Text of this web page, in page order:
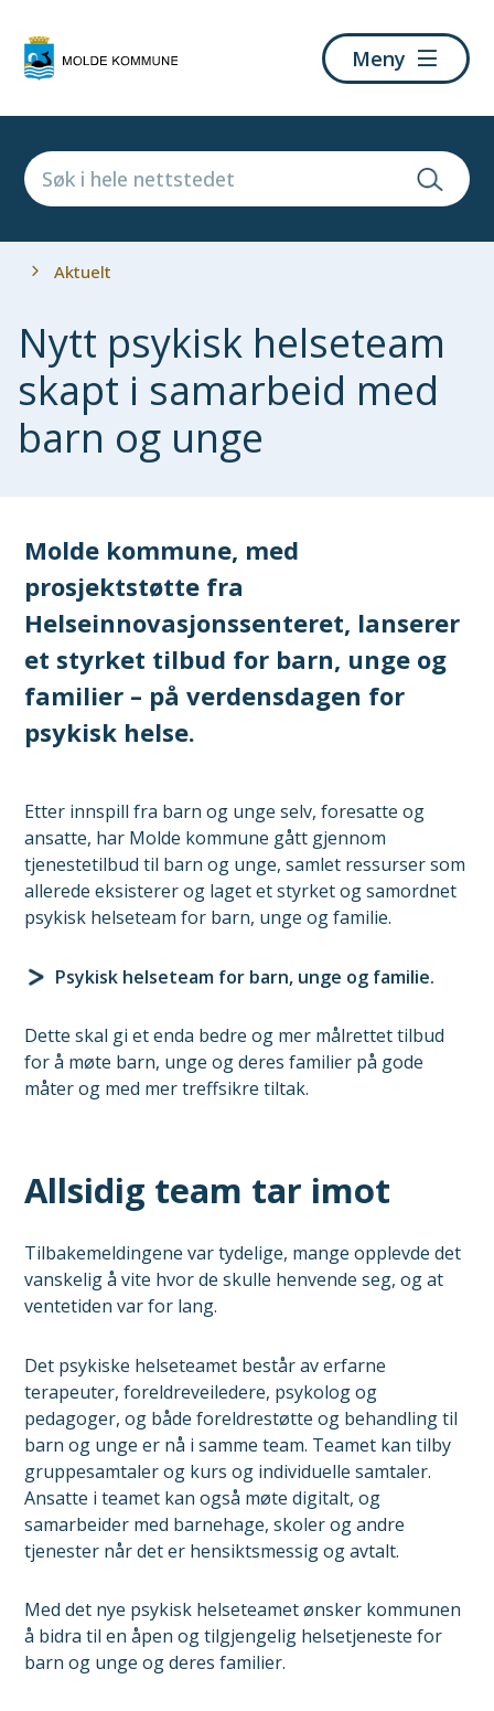
kommune
Meny
Du
Aktuelt
Nytt psykisk helseteam
skapt i samarbeid med
barn og unge
Molde kommune, med
prosjektstøtte fra
Helseinnovasjonssenteret, lanserer
et styrket tilbud for barn, unge og
familier – på verdensdagen for
psykisk helse.
Etter innspill fra barn og unge selv, foresatte og
ansatte, har Molde kommune gått gjennom
tjenestetilbud til barn og unge, samlet ressurser som
allerede eksisterer og laget et styrket og samordnet
psykisk helseteam for barn, unge og familie.
Psykisk helseteam for barn, unge og familie.
Dette skal gi et enda bedre og mer målrettet tilbud
for å møte barn, unge og deres familier på gode
måter og med mer treffsikre tiltak.
Allsidig team tar imot
Tilbakemeldingene var tydelige, mange opplevde det
vanskelig å vite hvor de skulle henvende seg, og at
ventetiden var for lang.
Det psykiske helseteamet består av erfarne
terapeuter, foreldreveiledere, psykolog og
pedagoger, og både foreldrestøtte og behandling til
barn og unge er nå i samme team. Teamet kan tilby
gruppesamtaler og kurs og individuelle samtaler.
Ansatte i teamet kan også møte digitalt, og
samarbeider med barnehage, skoler og andre
tjenester når det er hensiktsmessig og avtalt.
Med det nye psykisk helseteamet ønsker kommunen
å bidra til en åpen og tilgjengelig helsetjeneste for
barn og unge og deres familier.